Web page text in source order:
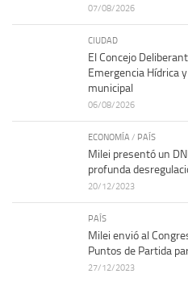
07/08/2026
CIUDAD
El Concejo
Emergencia Hídrica
municipal
06/08/2026
ECONOMÍA / PAÍS
Milei presentó un
profunda
20/12/2023
PAÍS
Milei envió al
Puntos de Partida
27/12/2023